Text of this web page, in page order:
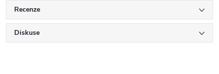
Recenze
Diskuse